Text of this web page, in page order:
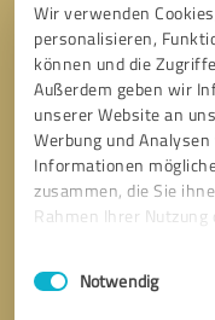
Wir verwenden
personalisieren,
können und die
Außerdem geben wir
unserer Website an
Werbung und
Informationen
zusammen, die Sie
Rahmen Ihrer
Impressum
Einwilligungsauswahl
Notwendig